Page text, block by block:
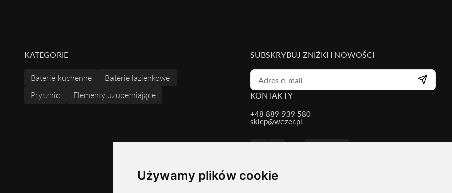
Używamy plików cookie
KATEGORIE
Baterie kuchenne
Baterie lazienkowe
Prysznic
Elementy uzupełniające
SUBSKRYBUJ ZNIŻKI I NOWOŚCI
KONTAKTY
+48 889 939 580
sklep@wezer.pl